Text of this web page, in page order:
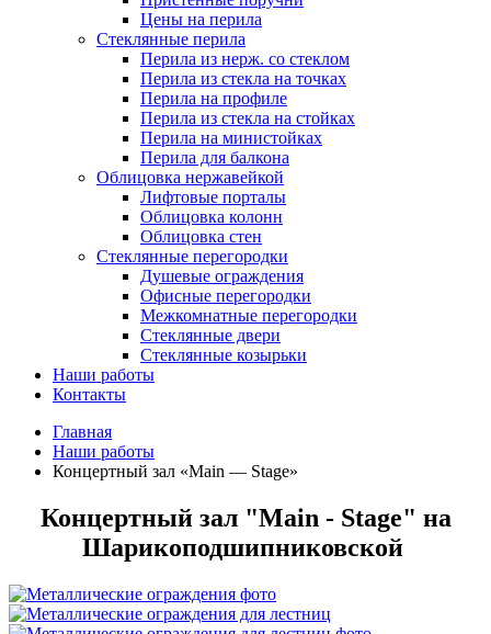
Цены на перила
Стеклянные перила
Перила из нерж. со стеклом
Перила из стекла на точках
Перила на профиле
Перила из стекла на стойках
Перила на министойках
Перила для балкона
Облицовка нержавейкой
Лифтовые порталы
Облицовка колонн
Облицовка стен
Стеклянные перегородки
Душевые ограждения
Офисные перегородки
Межкомнатные перегородки
Стеклянные двери
Стеклянные козырьки
Наши работы
Контакты
Breadcrumbs
Главная
Наши работы
Концертный зал «Main — Stage»
Концертный зал "Main - Stage" на
Шарикоподшипниковской